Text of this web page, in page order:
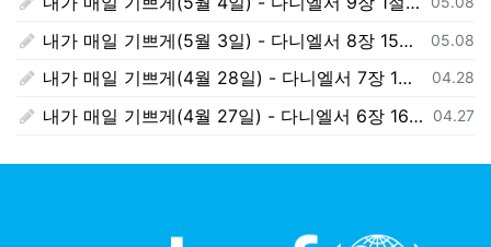
등록일
05.08
내가 매일 기쁘게(5월 3일) - 다니엘서 8장 15절 ~ 27절
등록일
04.28
내가 매일 기쁘게(4월 28일) - 다니엘서 7장 1절 ~ 14절
등록일
04.27
내가 매일 기쁘게(4월 27일) - 다니엘서 6장 16절 ~ 28절